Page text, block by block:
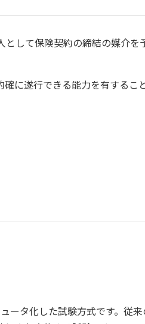
して保険契約の締結の媒介を
に遂行できる能力を有するこ
ータ化した試験方式です。従来